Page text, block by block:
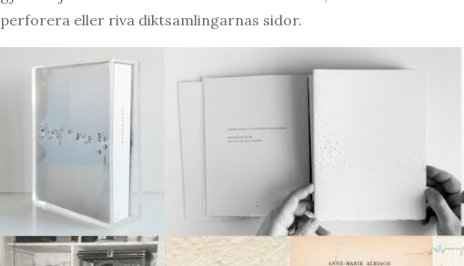
perforera eller riva diktsamlingarnas sidor.